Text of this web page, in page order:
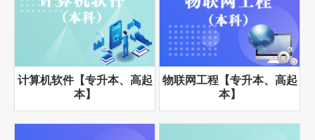
计算机软件【专升本、高起
本】
物联网工程【专升本、高起
本】